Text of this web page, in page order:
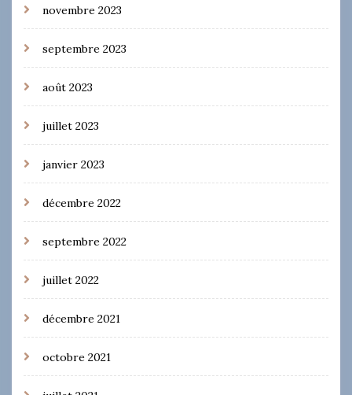
novembre 2023
septembre 2023
août 2023
juillet 2023
janvier 2023
décembre 2022
septembre 2022
juillet 2022
décembre 2021
octobre 2021